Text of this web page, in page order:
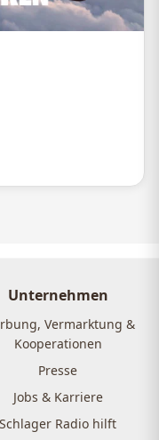
Unternehmen
Vermarktung &
Kooperationen
Presse
Jobs & Karriere
Schlager Radio hilft